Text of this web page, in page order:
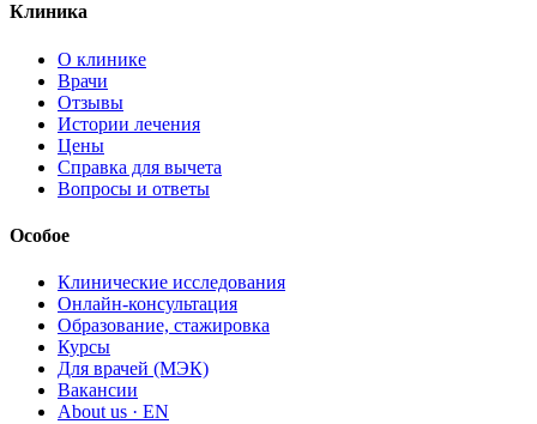
Клиника
О клинике
Врачи
Отзывы
Истории лечения
Цены
Справка для вычета
Вопросы и ответы
Особое
Клинические исследования
Онлайн-консультация
Образование, стажировка
Курсы
Для врачей (МЭК)
Вакансии
About us · EN